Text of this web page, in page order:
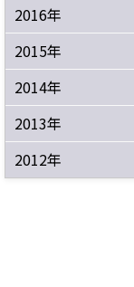
2016年
2015年
2014年
2013年
2012年